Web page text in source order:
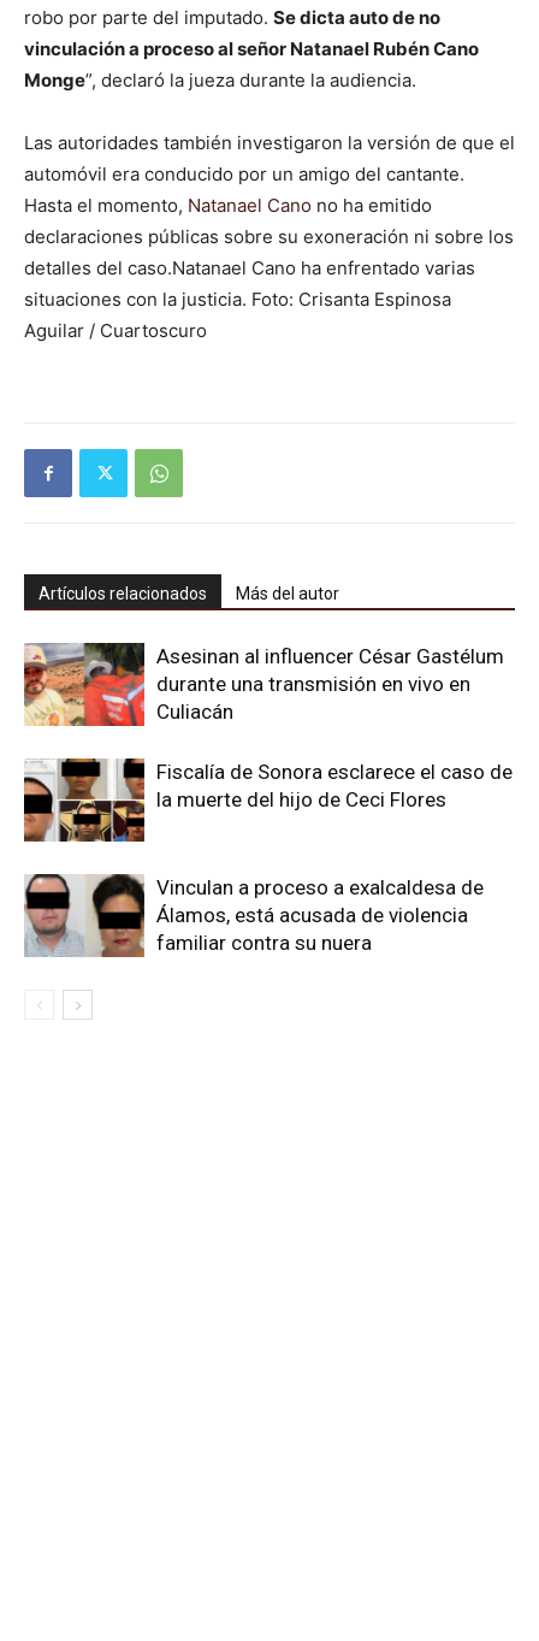
robo por parte del imputado. Se dicta auto de no
vinculación a proceso al señor Natanael Rubén Cano
Monge”, declaró la jueza durante la audiencia.
Las autoridades también investigaron la versión de que el
automóvil era conducido por un amigo del cantante.
Hasta el momento, Natanael Cano no ha emitido
declaraciones públicas sobre su exoneración ni sobre los
detalles del caso.Natanael Cano ha enfrentado varias
situaciones con la justicia. Foto: Crisanta Espinosa
Aguilar / Cuartoscuro
Artículos relacionados Más del autor
Asesinan al influencer César Gastélum
durante una transmisión en vivo en
Culiacán
Fiscalía de Sonora esclarece el caso de
la muerte del hijo de Ceci Flores
Vinculan a proceso a exalcaldesa de
Álamos, está acusada de violencia
familiar contra su nuera